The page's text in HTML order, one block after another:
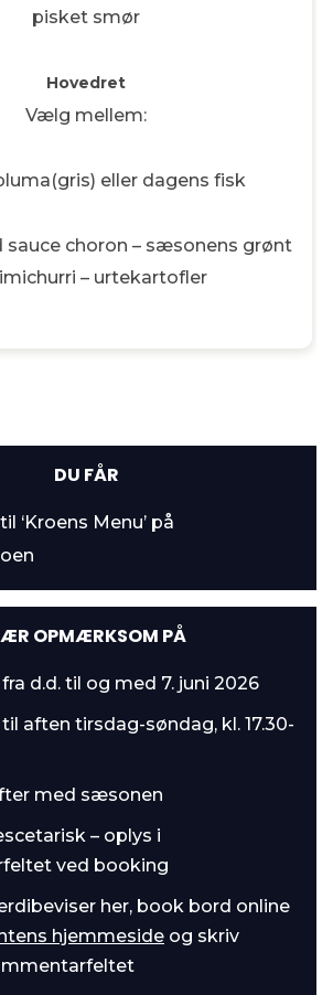
pisket smør
Hovedret
Vælg mellem:
eller dagens fisk
sauce choron – sæsonens grønt
– urtekartofler
DU FÅR
‘Kroens Menu’ på
OPMÆRKSOM PÅ
d.d. til og med 7. juni 2026
aften tirsdag-søndag, kl. 17.30-
med sæsonen
– oplys i
ved booking
her, book bord online
hjemmeside og skriv